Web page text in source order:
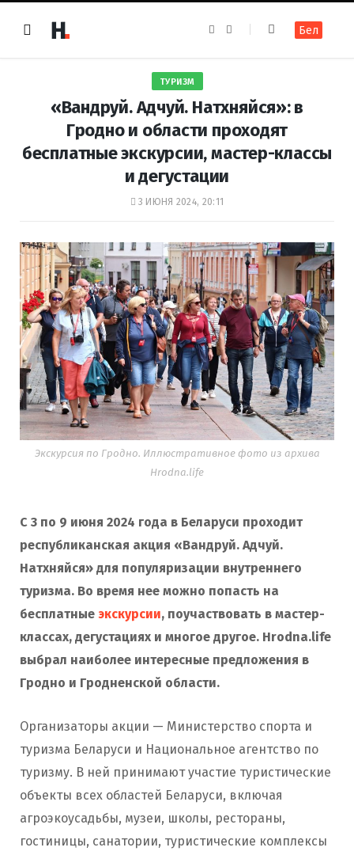
e
k
t
a
m
Бел
ТУРИЗМ
«Вандруй. Адчуй. Натхняйся»: в
Гродно и области проходят
бесплатные экскурсии, мастер-классы
и дегустации
3 ИЮНЯ 2024, 20:11
Экскурсия по Гродно. Иллюстративное фото из архива
Hrodna.life
С 3 по 9 июня 2024 года в Беларуси проходит
республиканская акция «Вандруй. Адчуй.
Натхняйся» для популяризации внутреннего
туризма. Во время нее можно попасть на
бесплатные экскурсии, поучаствовать в мастер-
классах, дегустациях и многое другое. Hrodna.life
выбрал наиболее интересные предложения в
Гродно и Гродненской области.
Организаторы акции — Министерство спорта и
туризма Беларуси и Национальное агентство по
туризму. В ней принимают участие туристические
объекты всех областей Беларуси, включая
агроэкоусадьбы, музеи, школы, рестораны,
гостиницы, санатории, туристические комплексы